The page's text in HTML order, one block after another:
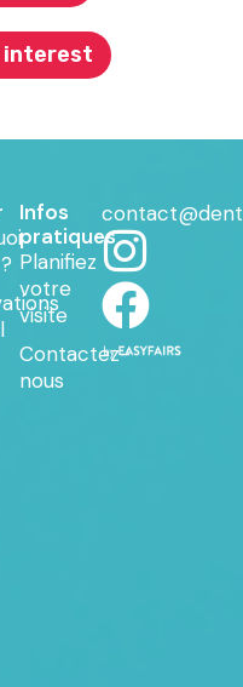
interest
Infos
pratiques
Planifiez
votre
visite
Contactez-
nous